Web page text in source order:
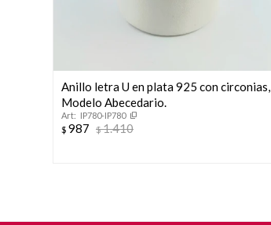
Anillo letra U en plata 925 con circonias,
Modelo Abecedario.
IP780-IP780
$ 987 $1.410